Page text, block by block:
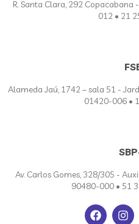
R. Santa Clara, 292 Copacabana
012 • 21
Alameda Jaú, 1742 – sala 51 -
01420-006 •
Av. Carlos Gomes, 328/305 -
90480-000 • 51